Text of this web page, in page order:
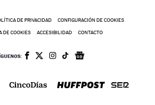
DE PRIVACIDAD CONFIGURACIÓN DE COOKIES
DE COOKIES ACCESIBILIDAD CONTACTO